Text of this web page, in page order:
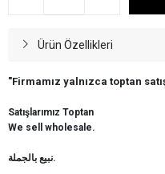
Ürün Özellikleri
"Firmamız yalnızca toptan
Satışlarımız Toptan
We sell wholesale.
نبيع بالجملة.